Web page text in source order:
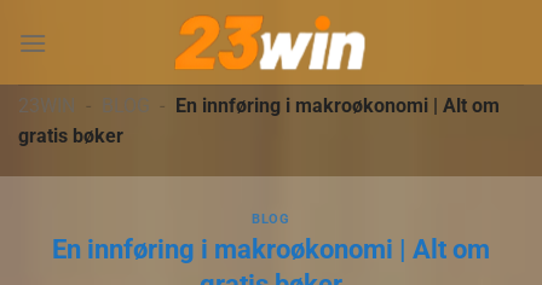
đến
dung23WIN - BLOG - En innføring i makroøkonomi | Alt om
gratis bøker
BLOG
En innføring i makroøkonomi | Alt om